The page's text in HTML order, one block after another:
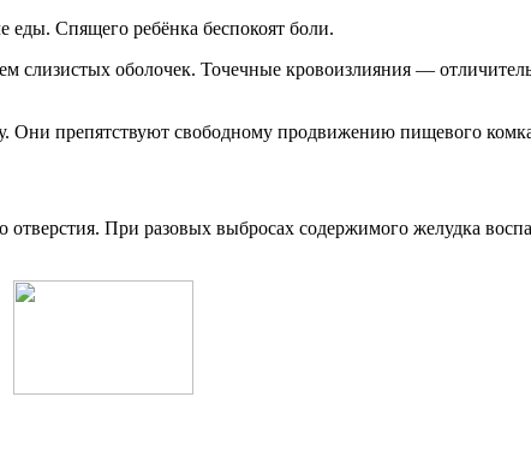
еды. Спящего ребёнка беспокоят боли.
слизистых оболочек. Точечные кровоизлияния —
Они препятствуют свободному продвижению пищевого
При разовых выбросах содержимого желудка